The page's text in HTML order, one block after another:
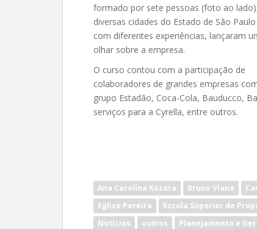
formado por sete pessoas (foto ao
diversas cidades do Estado de São
com diferentes experiências, lançaram
olhar sobre a empresa.
O curso contou com a participação de
colaboradores de grandes empresas
grupo Estadão, Coca-Cola, Bauducco,
serviços para a Cyrella, entre outros.
Ana Carolina Kozara Bruno Viana
Eglise Pereira
Escola Superior de
Notícias
outros Planejamento e